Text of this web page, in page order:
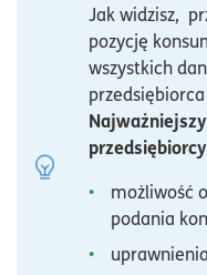
Jak widzisz,
pozycję
wszystkich
możliwość
podania